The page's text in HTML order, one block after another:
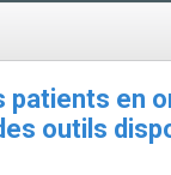
patients en
outils